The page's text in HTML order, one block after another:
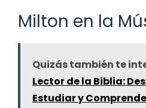
Milton en la
Quizás también te
Lector de la Biblia:
Estudiar y